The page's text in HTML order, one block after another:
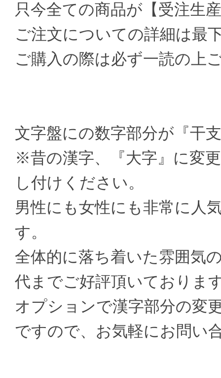
只今全ての商品が【受注生
ご注文についての詳細は最
ご購入の際は必ず一読の上
文字盤にの数字部分が『干
※昔の漢字、『大字』に変
し付けください。
男性にも女性にも非常に人
す。
全体的に落ち着いた雰囲気
代までご好評頂いておりま
オプションで漢字部分の変
ですので、お気軽にお問い